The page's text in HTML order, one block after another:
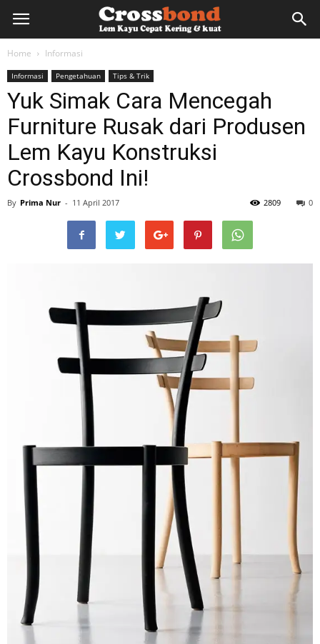
lemkayu.net
Lem
Kayu,
Kering,
Home Informasi
Informasi Pengetahuan Tips & Trik
Yuk Simak Cara Mencegah
Furniture Rusak dari Produsen
Lem Kayu Konstruksi
Crossbond Ini!
By Prima Nur - 11 April 2017 0
2809